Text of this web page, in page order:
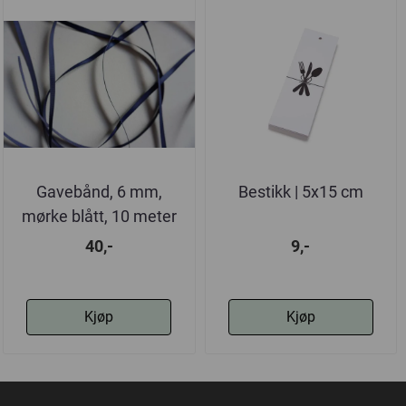
Gavebånd, 6 mm,
mørke blått, 10 meter
40,-
Kjøp
Bestikk | 5x15 cm
9,-
Kjøp